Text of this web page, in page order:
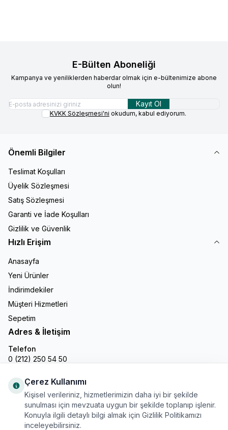
E-Bülten Aboneliği
Kampanya ve yeniliklerden haberdar olmak için e-bültenimize abone
olun!
Kayıt Ol
KVKK Sözleşmesi'ni okudum, kabul ediyorum.
Önemli Bilgiler
Teslimat Koşulları
Üyelik Sözleşmesi
Satış Sözleşmesi
Garanti ve İade Koşulları
Gizlilik ve Güvenlik
Hızlı Erişim
Anasayfa
Yeni Ürünler
İndirimdekiler
Müşteri Hizmetleri
Sepetim
Adres & İletişim
Telefon
0 (212) 250 54 50
info@gastronline.com
İnstagram
Çerez Kullanımı
Kişisel verileriniz, hizmetlerimizin daha iyi bir şekilde
sunulması için mevzuata uygun bir şekilde toplanıp işlenir.
Konuyla ilgili detaylı bilgi almak için Gizlilik Politikamızı
inceleyebilirsiniz.